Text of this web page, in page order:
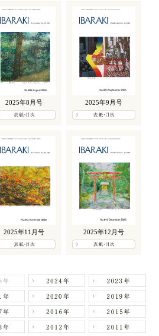
2025年8月号 2025年9月号
2025年11月号 2025年12月号